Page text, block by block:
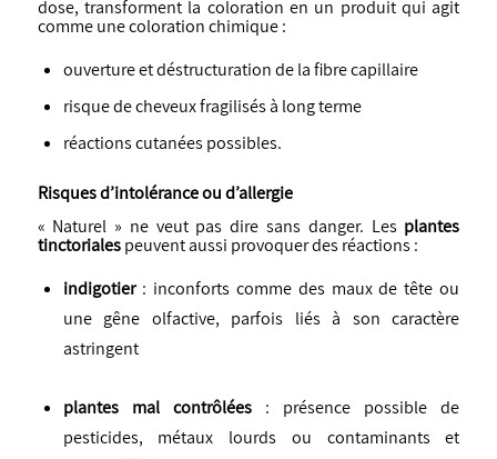
dose, transforment la coloration en un produit qui agit
comme une coloration chimique :
ouverture et déstructuration de la fibre capillaire
risque de cheveux fragilisés à long terme
réactions cutanées possibles.
Risques d’intolérance ou d’allergie
« Naturel » ne veut pas dire sans danger. Les plantes
tinctorialespeuvent aussi provoquer des réactions :
indigotier: inconforts comme des maux de tête ou
une gêne olfactive, parfois liés à son caractère
astringent
plantes mal contrôlées: présence possible de
pesticides, métaux lourds ou contaminants et